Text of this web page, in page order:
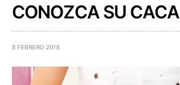
CONOZCA SU CACA
8 FEBRERO 2018